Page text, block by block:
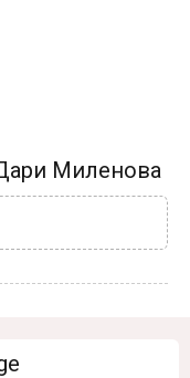
Миленова